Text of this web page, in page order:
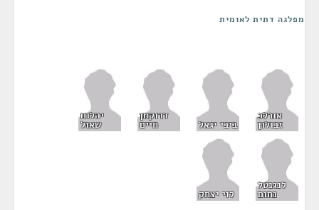
מפלגה דתית לאומית
אורלב
זבולון ביבי יגאל
דרוקמן
חיים
יהלום
שאול
לנגנטל
נחום לוי יצחק